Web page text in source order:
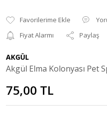
Fiyat Alarmı
Paylaş
AKGÜL
Akgül Elma Kolonyası Pet
75,00 TL